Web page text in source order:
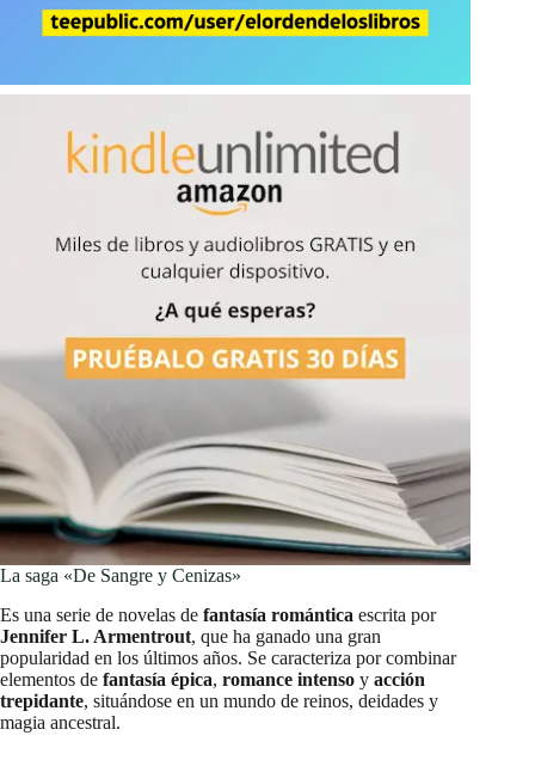
La saga «De Sangre y Cenizas»
Es una serie de novelas de fantasía romántica escrita por
Jennifer L. Armentrout, que ha ganado una gran
popularidad en los últimos años. Se caracteriza por combinar
elementos de fantasía épica, romance intenso y acción
trepidante, situándose en un mundo de reinos, deidades y
magia ancestral.